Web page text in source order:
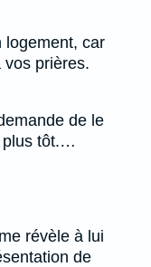
logement, car
vos prières.
de le
plus tôt.…
révèle à lui
de